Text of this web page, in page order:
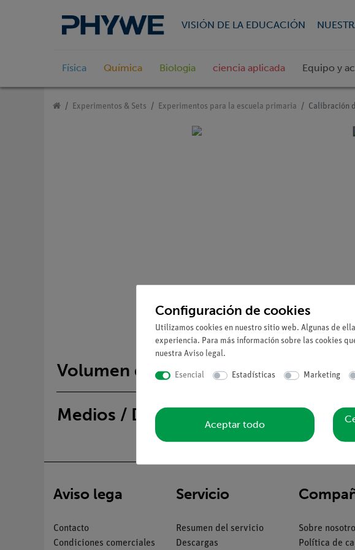
VISIÓN DE LA EDUCACIÓN
Física Química Biologia ciencia aplicada Equipo y
Experimentos & Sets Experimentos para la escuela primaria Calibración
Volumen de suministro
Medios / Descargas
Aviso lega
Contacto
Condiciones comerciales
Servicio
Resumen del servicio
Descargas
Sobre
Política de
Configuración de cookies
Utilizamos cookies en nuestro sitio web. Algunas de
experiencia. Para más información sobre las cookies
nuestra Aviso legal.
Esencial Estadísticas Marketing
Aceptar todo